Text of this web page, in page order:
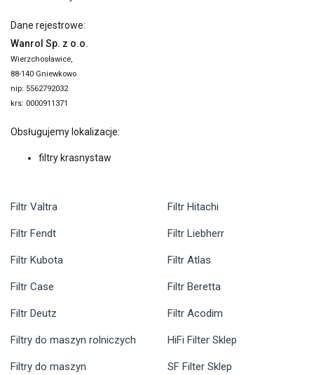
Dane rejestrowe:
Wanrol Sp. z o.o.
Wierzchosławice,
88-140 Gniewkowo
nip: 5562792032
krs: 0000911371
Obsługujemy lokalizacje:
filtry krasnystaw
Filtr Valtra
Filtr Fendt
Filtr Kubota
Filtr Case
Filtr Deutz
Filtr Hitachi
Filtr Liebherr
Filtr Atlas
Filtr Beretta
Filtr Acodim
Filtry do maszyn rolniczych
Filtry do maszyn
HiFi Filter Sklep
SF Filter Sklep